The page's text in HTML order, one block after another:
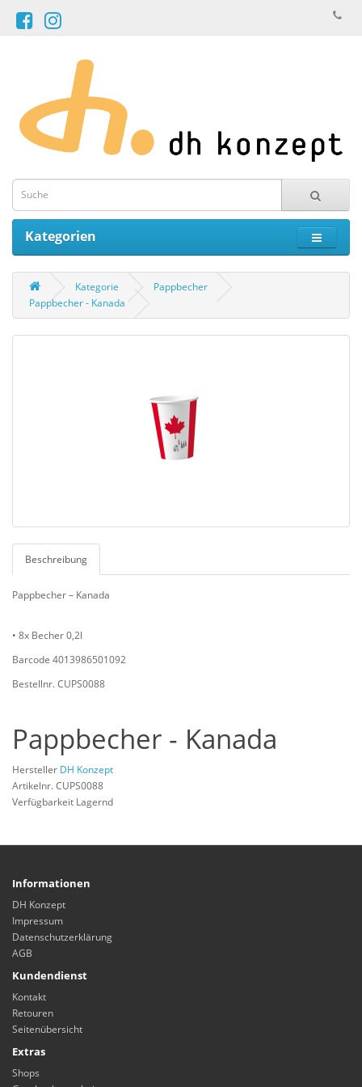
Kategorien
Kategorie
Pappbecher
Pappbecher - Kanada
Beschreibung
Pappbecher – Kanada
• 8x Becher 0,2l
Barcode 4013986501092
Bestellnr. CUPS0088
Pappbecher - Kanada
Hersteller DH Konzept
Artikelnr. CUPS0088
Verfügbarkeit Lagernd
Informationen
DH Konzept
Impressum
Datenschutzerklärung
AGB
Kundendienst
Kontakt
Retouren
Seitenübersicht
Extras
Shops